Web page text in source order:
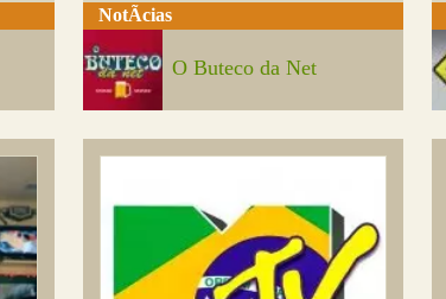
NotÃ­cias
O Buteco da Net